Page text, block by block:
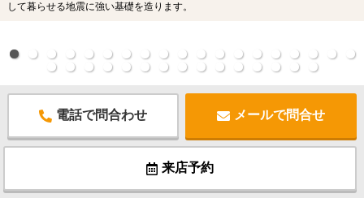
して暮らせる地震に強い基礎を造ります。
電話で問合わせ メールで問合せ
来店予約